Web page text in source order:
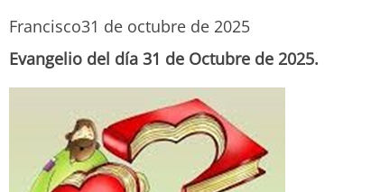
Francisco31 de octubre de 2025
Evangelio del día 31 de Octubre de 2025.